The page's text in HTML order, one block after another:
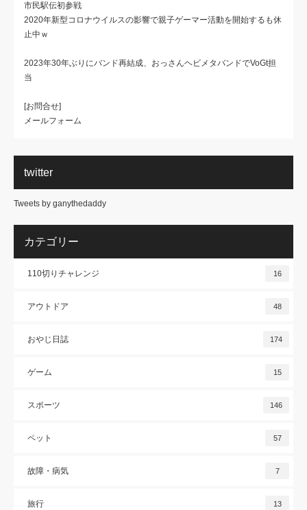
市民駅伝初参戦
2020年新型コロナウイルスの影響で親子ゲーマー活動を開始するも休
止中ｗ
2023年30年ぶりにバンド再結成、おっさんヘビメタバンドでVoGt担
当
[お問合せ]
メールフォーム
twitter
Tweets by ganythedaddy
カテゴリー
110切りチャレンジ 16
アウトドア 48
おやじ日誌 174
ゲーム 15
スポーツ 146
ペット 57
故障・病気 7
旅行 13